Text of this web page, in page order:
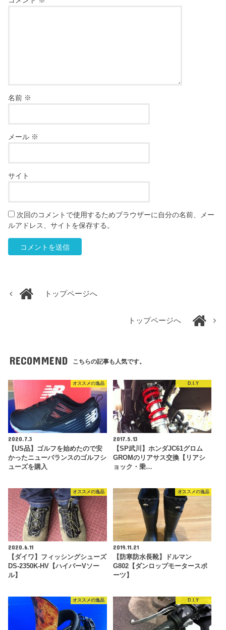
名前 ※
メール ※
サイト
次回のコメントで使用するためブラウザーに自分の名前、メー
ルアドレス、サイトを保存する。
トップページへ
トップページへ
RECOMMEND こちらの記事も人気です。
オススメの逸品
2020.7.3
【US品】ゴルフを始めたので安
かったニューバランスのゴルフシ
ューズを購入
D.I.Y
2017.5.13
【SP武川】ホンダJC61グロム
GROMのリアサス交換【リアシ
ョック・乗…
オススメの逸品
2020.6.11
【ダイワ】フィッシングシューズ
DS-2350K-HV【ハイパーVソー
ル】
オススメの逸品
2019.11.21
【防寒防水長靴】ドルマン
G802【ダンロップモータースポ
ーツ】
オススメの逸品 D.I.Y